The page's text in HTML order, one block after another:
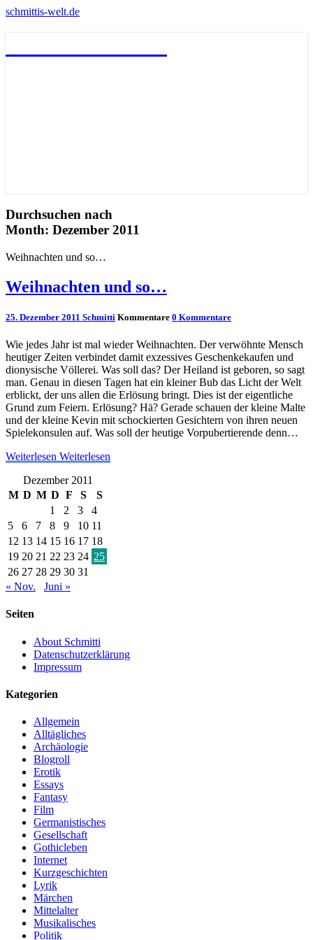
schmittis-welt.de
Durchsuchen nach
Month: Dezember 2011
Weihnachten und so…
Weihnachten und so…
25. Dezember 2011 Schmitti Kommentare 0 Kommentare
Wie jedes Jahr ist mal wieder Weihnachten. Der verwöhnte Mensch
heutiger Zeiten verbindet damit exzessives Geschenkekaufen und
dionysische Völlerei. Was soll das? Der Heiland ist geboren, so sagt
man. Genau in diesen Tagen hat ein kleiner Bub das Licht der Welt
erblickt, der uns allen die Erlösung bringt. Dies ist der eigentliche
Grund zum Feiern. Erlösung? Hä? Gerade schauen der kleine Malte
und der kleine Kevin mit schockierten Gesichtern von ihren neuen
Spielekonsulen auf. Was soll der heutige Vorpubertierende denn…
Weiterlesen Weiterlesen
Dezember 2011
M D M D F S
S
1
2 3
4
5
6 7 8 9 10 11
12 13 14 15 16 17 18
19 20 21 22 23 24 25
26 27 28 29 30 31
« Nov.
Juni »
Seiten
About Schmitti
Datenschutzerklärung
Impressum
Kategorien
Allgemein
Alltägliches
Archäologie
Blogroll
Erotik
Essays
Fantasy
Film
Germanistisches
Gesellschaft
Gothicleben
Internet
Kurzgeschichten
Lyrik
Märchen
Mittelalter
Musikalisches
Politik